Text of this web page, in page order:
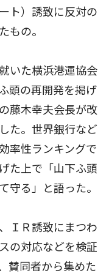
ト）誘致に反対の
もの。
いた横浜港運協会
頭の再開発を掲げ
藤木幸夫会長が改
た。世界銀行など
率性ランキングで
た上で「山下ふ頭
守る」と語った。
ＩＲ誘致にまつわ
の対応などを検証
賛同者から集めた